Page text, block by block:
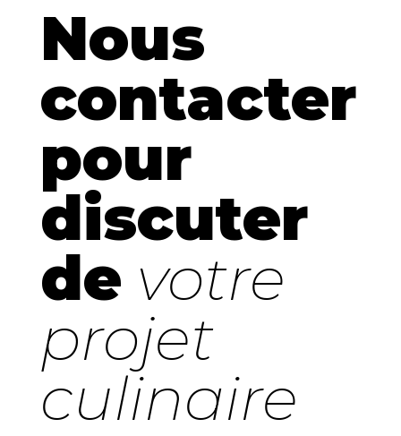
Nous
contacter
pour
discuter
de votre
projet
culinaire